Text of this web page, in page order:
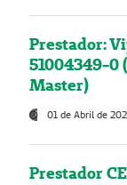
Prestador:
51004349-0
Master)
01 de Abril de
Prestador